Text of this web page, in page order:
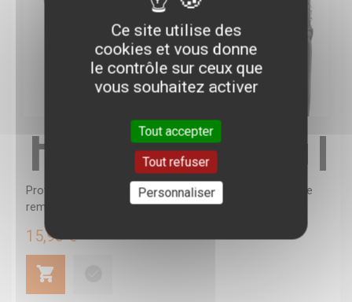
Protège tibias noir Champboxing pour l'entraînement. Le
rembourrage mousse haute...
15,90 €
Ce site utilise des
cookies et vous donne
le contrôle sur ceux que
vous souhaitez activer
Tout accepter
Tout refuser
Personnaliser